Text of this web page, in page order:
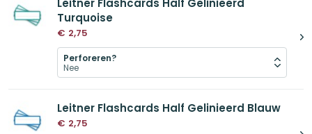
Leitner Flashcards Half Gelinieerd
Turquoise
€ 2,75
Perforeren?
Leitner Flashcards Half Gelinieerd Blauw
€ 2,75